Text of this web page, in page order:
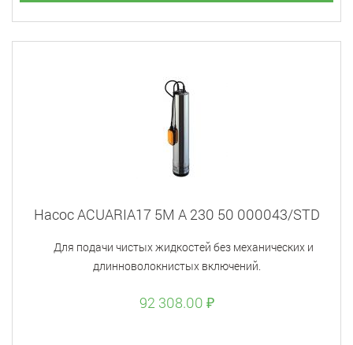
Насос ACUARIA17 5M A 230 50 000043/STD
Для подачи чистых жидкостей без механических и
длинноволокнистых включений.
92 308.00 ₽